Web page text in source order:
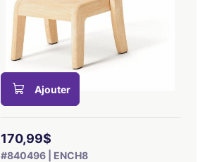
Ajouter
170,99$
#840496 | ENCH8